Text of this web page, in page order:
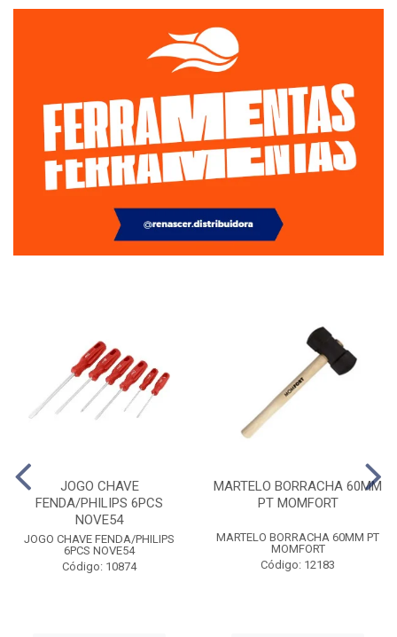
JOGO CHAVE
FENDA/PHILIPS 6PCS
NOVE54
JOGO CHAVE FENDA/PHILIPS
6PCS NOVE54
Código: 10874
MARTELO BORRACHA 60MM
PT MOMFORT
MARTELO BORRACHA 60MM PT
MOMFORT
Código: 12183